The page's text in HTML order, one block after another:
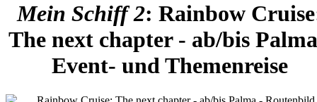
Mein Schiff 2: Rainbow
The next chapter - ab/bis
Event- und Themenreise